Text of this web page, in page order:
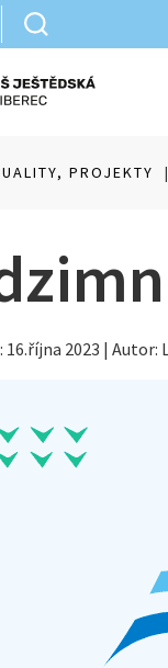
PROJEKTY |
16.října 2023 | Autor: